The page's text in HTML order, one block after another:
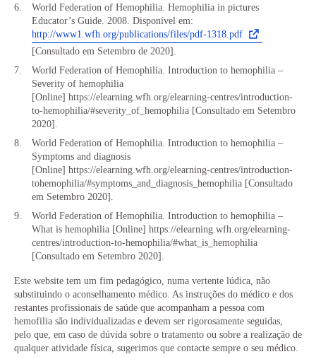
World Federation of Hemophilia. Hemophilia in pictures
Educator’s Guide. 2008. Disponível em:
http://www1.wfh.org/publications/files/pdf-1318.pdf
[Consultado em Setembro de 2020].
World Federation of Hemophilia. Introduction to hemophilia –
Severity of hemophilia
[Online] https://elearning.wfh.org/elearning-centres/introduction-
to-hemophilia/#severity_of_hemophilia [Consultado em Setembro
2020].
World Federation of Hemophilia. Introduction to hemophilia –
Symptoms and diagnosis
[Online] https://elearning.wfh.org/elearning-centres/introduction-
tohemophilia/#symptoms_and_diagnosis_hemophilia [Consultado
em Setembro 2020].
World Federation of Hemophilia. Introduction to hemophilia –
What is hemophilia [Online] https://elearning.wfh.org/elearning-
centres/introduction-to-hemophilia/#what_is_hemophilia
[Consultado em Setembro 2020].
Este website tem um fim pedagógico, numa vertente lúdica, não
substituindo o aconselhamento médico. As instruções do médico e dos
restantes profissionais de saúde que acompanham a pessoa com
hemofilia são individualizadas e devem ser rigorosamente seguidas,
pelo que, em caso de dúvida sobre o tratamento ou sobre a realização de
qualquer atividade física, sugerimos que contacte sempre o seu médico.